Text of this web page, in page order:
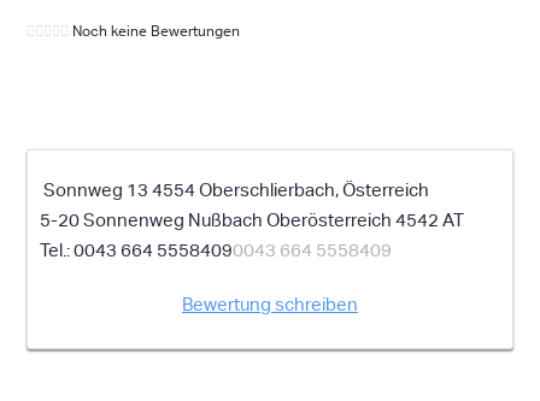
Noch keine Bewertungen
Sonnweg 13 4554 Oberschlierbach, Österreich
5-20 Sonnenweg Nußbach Oberösterreich 4542 AT
0043 664 55584090043 664 5558409
Bewertung schreiben